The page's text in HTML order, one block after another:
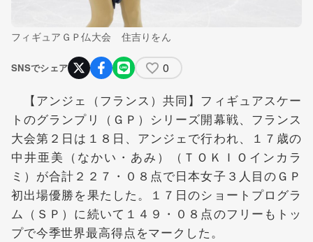
フィギュアＧＰ仏大会 住吉りをん
SNSでシェア 0
【アンジェ（フランス）共同】フィギュアスケー
トのグランプリ（ＧＰ）シリーズ開幕戦、フランス
大会第２日は１８日、アンジェで行われ、１７歳の
中井亜美 （なかい・あみ）（ＴＯＫＩＯインカラ
ミ）が合計２２７・０８点で日本女子３人目のＧＰ
初出場優勝を果たした。１７日のショートプログラ
ム（ＳＰ）に続いて１４９・０８点のフリーもトッ
プで今季世界最高得点をマークした。